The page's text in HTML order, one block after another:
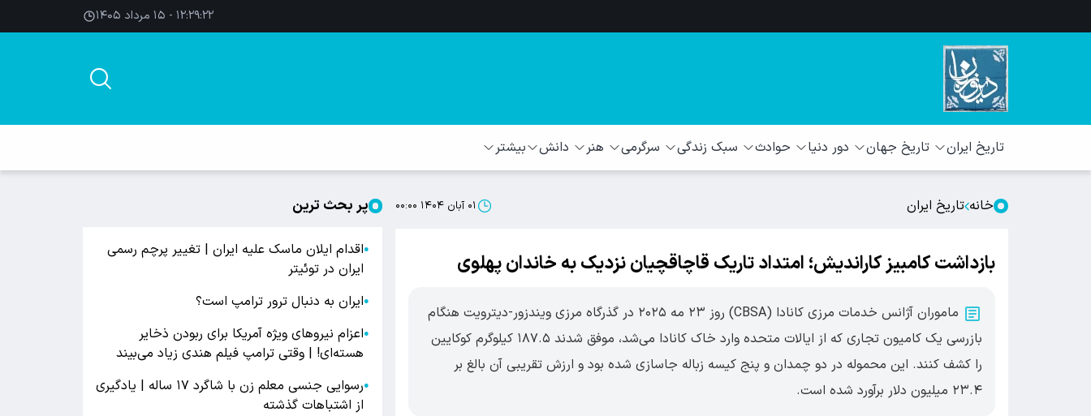
۱۲:۲۹:۲۳ - ۱۵ مرداد ۱۴۰۵
تاریخ ایران تاریخ جهان دور دنیا حوادث سبک زندگی سرگرمی هنر دانش بیشتر
خانه تاریخ ایران ۰۱ آبان ۱۴۰۴ ۰۰:۰۰
بازداشت کامبیز کاراندیش؛ امتداد تاریک قاچاقچیان نزدیک به خاندان پهلوی
ماموران آژانس خدمات مرزی کانادا (CBSA) روز ۲۳ مه ۲۰۲۵ در گذرگاه مرزی ویندزور-دیترویت هنگام
بازرسی یک کامیون تجاری که از ایالات متحده وارد خاک کانادا می‌شد، موفق شدند ۱۸۷.۵ کیلوگرم کوکایین
را کشف کنند. این محموله در دو چمدان و پنج کیسه زباله جاسازی شده بود و ارزش تقریبی آن بالغ بر
۲۳.۴ میلیون دلار برآورد شده است.
پر بحث ترین
●اقدام ایلان ماسک علیه ایران | تغییر پرچم رسمی
ایران در توئیتر
●ایران به دنبال ترور ترامپ است؟
●اعزام نیروهای ویژه آمریکا برای ربودن ذخایر
هسته‌ای! | وقتی ترامپ فیلم هندی زیاد می‌بیند
●
رسوایی جنسی معلم زن با شاگرد ۱۷ ساله | یادگیری
از اشتباهات گذشته